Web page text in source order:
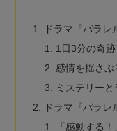
ドラマ『パラ
1日3分の奇
感情を揺さぶ
ミステリー
ドラマ『パラ
「感動する